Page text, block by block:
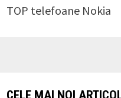
TOP telefoane Nokia
CELE MAI NOI